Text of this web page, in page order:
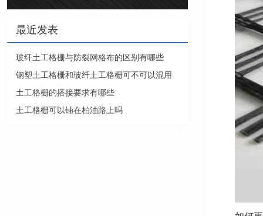
最近发表
玻纤土工格栅与防裂网格布的区别有哪些
钢塑土工格栅和玻纤土工格栅可不可以混用
土工格栅的搭接要求有哪些
土工格栅可以铺在柏油路上吗